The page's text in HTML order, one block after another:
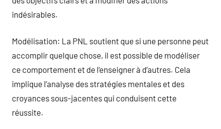
indésirables.
Modélisation: La PNL soutient que si une personne peut
accomplir quelque chose, il est possible de modéliser
ce comportement et de l’enseigner à d’autres. Cela
implique l’analyse des stratégies mentales et des
croyances sous-jacentes qui conduisent cette
réussite.